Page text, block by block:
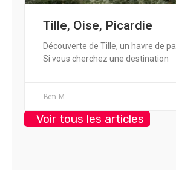
Tille, Oise, Picardie
Découverte de Tille, un havre de
Si vous cherchez une destination
Ben M
Voir tous les articles